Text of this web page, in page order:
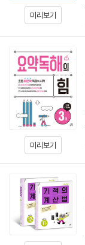
미리보기
미리보기